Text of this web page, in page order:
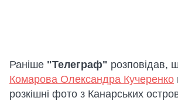
Раніше "Телеграф" розповідав,
Комарова Олександра Кучеренко
розкішні фото з Канарських